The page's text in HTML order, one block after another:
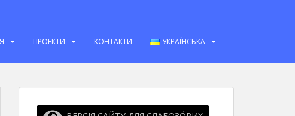
ПРОЕКТИ КОНТАКТИ УКРАЇНСЬКА